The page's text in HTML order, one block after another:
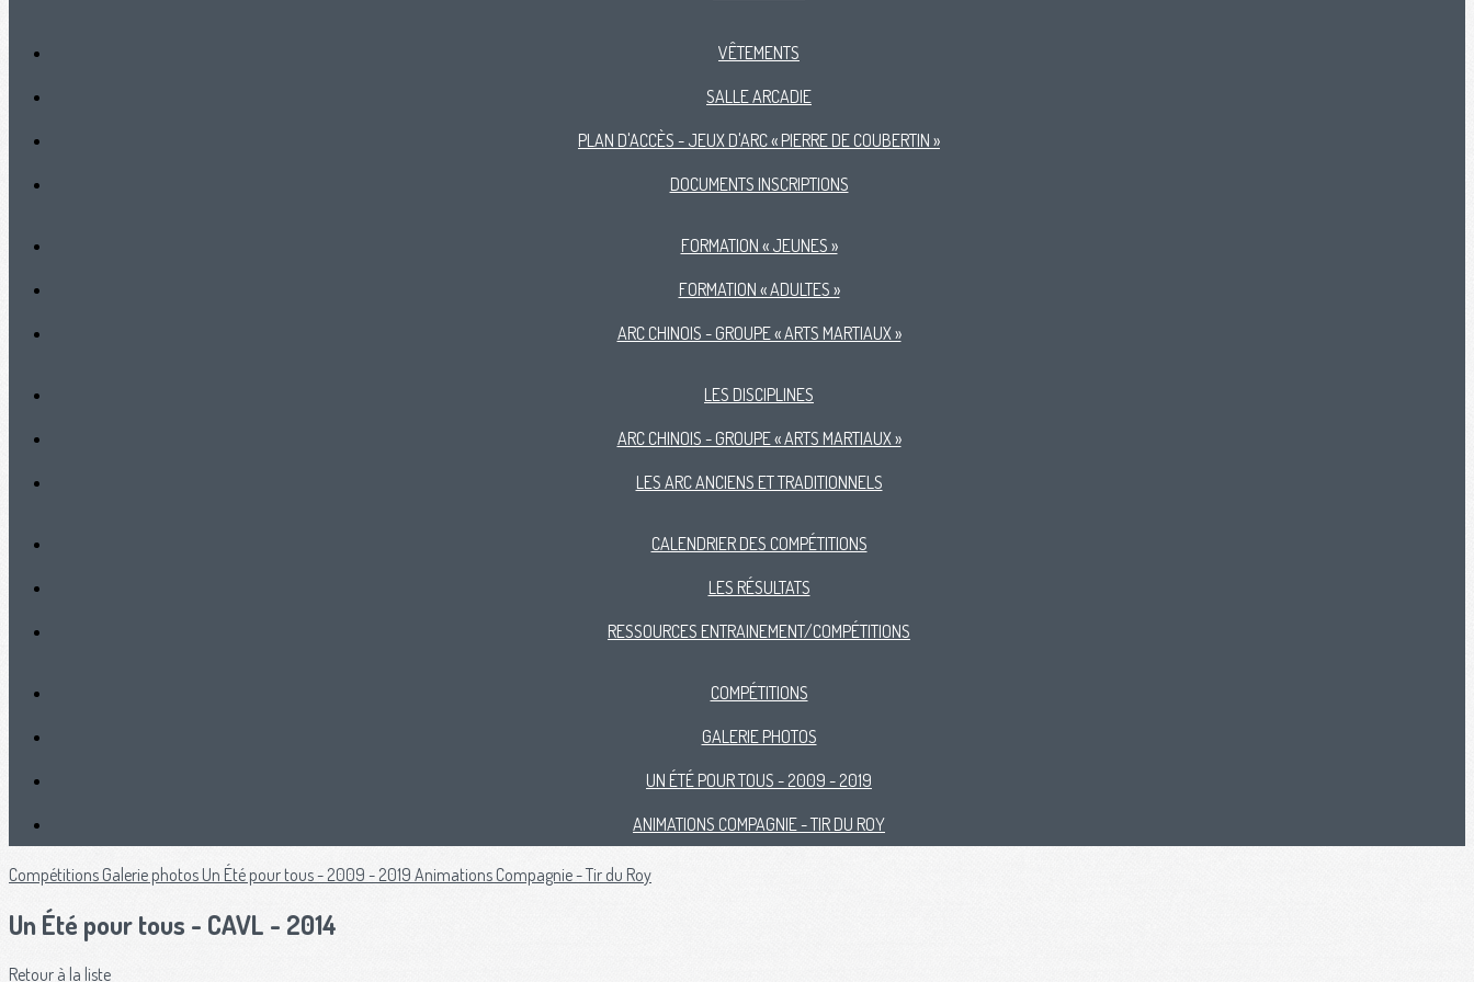
VÊTEMENTS
SALLE ARCADIE
PLAN D'ACCÈS - JEUX D'ARC « PIERRE DE COUBERTIN »
DOCUMENTS INSCRIPTIONS
FORMATION « JEUNES »
FORMATION « ADULTES »
ARC CHINOIS - GROUPE « ARTS MARTIAUX »
LES DISCIPLINES
ARC CHINOIS - GROUPE « ARTS MARTIAUX »
LES ARC ANCIENS ET TRADITIONNELS
CALENDRIER DES COMPÉTITIONS
LES RÉSULTATS
RESSOURCES ENTRAINEMENT/COMPÉTITIONS
COMPÉTITIONS
GALERIE PHOTOS
UN ÉTÉ POUR TOUS - 2009 - 2019
ANIMATIONS COMPAGNIE - TIR DU ROY
Compétitions Galerie photosUn Été pour tous - 2009 - 2019 Animations Compagnie - Tir du Roy
Un Été pour tous - CAVL - 2014
Retour à la liste